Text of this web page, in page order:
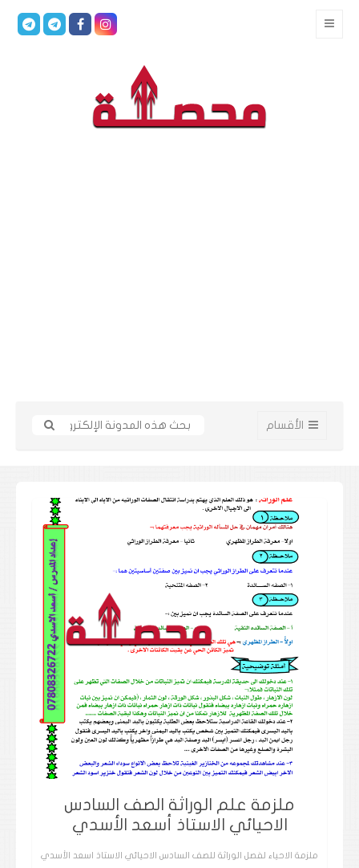
الأقسام
ملزمة علم الوراثة الصف السادس
الاحيائي الاستاذ أسعد الأسدي
ملزمة الاحياء لفصل الوراثة للصف السادس الاحيائي الاستاذ اسعد الأسدي